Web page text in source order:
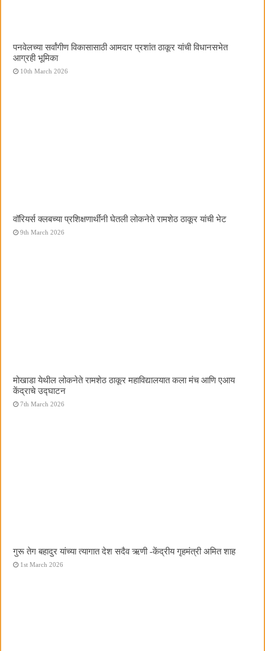
पनवेलच्या सर्वांगीण विकासासाठी आमदार प्रशांत ठाकूर यांची विधानसभेत
आग्रही भूमिका
10th March 2026
वॉरियर्स क्लबच्या प्रशिक्षणार्थींनी घेतली लोकनेते रामशेठ ठाकूर यांची भेट
9th March 2026
मोखाडा येथील लोकनेते रामशेठ ठाकूर महाविद्यालयात कला मंच आणि एआय
केंद्राचे उद्घाटन
7th March 2026
गुरू तेग बहादुर यांच्या त्यागात देश सदैव ऋणी -केंद्रीय गृहमंत्री अमित शाह
1st March 2026